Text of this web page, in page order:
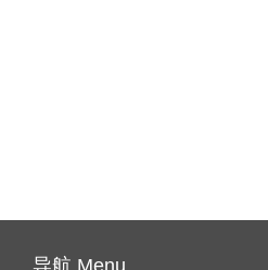
导航 Menu